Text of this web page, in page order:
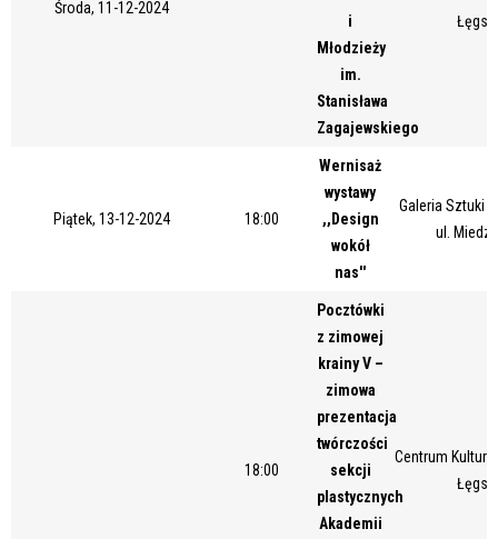
Środa, 11-12-2024
i
Młodzieży
im.
Stanisława
Zagajewskiego
Piątek, 13-12-2024 18:00
Wernisaż
wystawy
,,Design
wokół
nas''
Galeria Sztuki
ul.
18:00
Pocztówki
z zimowej
krainy V –
zimowa
prezentacja
twórczości
sekcji
plastycznych
Akademii
Centrum Kultury